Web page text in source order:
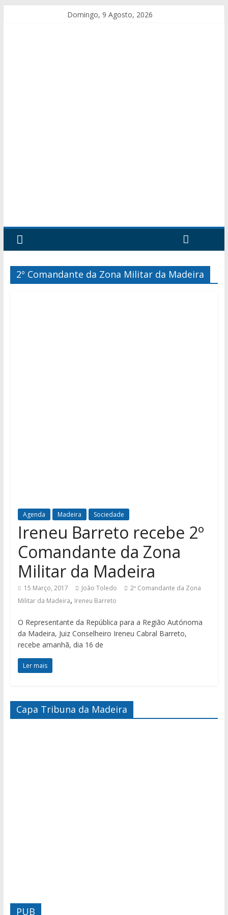
Domingo, 9 Agosto, 2026
2º Comandante da Zona Militar da Madeira
Agenda Madeira Sociedade
Ireneu Barreto recebe 2º
Comandante da Zona
Militar da Madeira
15 Março, 2017 João Toledo
2º Comandante da Zona
Militar da Madeira, Ireneu Barreto
O Representante da República para a Região Autónoma
da Madeira, Juiz Conselheiro Ireneu Cabral Barreto,
recebe amanhã, dia 16 de
Ler mais
Capa Tribuna da Madeira
PUB